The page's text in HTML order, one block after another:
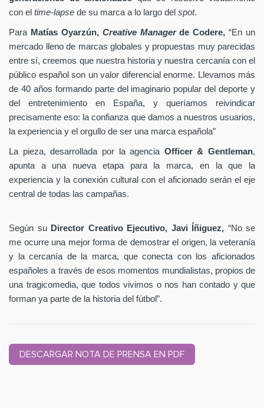
con el time-lapse de su marca a lo largo del spot.
Para Matías Oyarzún, Creative Managerde Codere,“En un
mercado lleno de marcas globales y propuestas muy parecidas
entre sí, creemos que nuestra historia y nuestra cercanía con el
público español son un valor diferencial enorme. Llevamos más
de 40 años formando parte del imaginario popular del deporte y
del entretenimiento en España, y queríamos reivindicar
precisamente eso: la confianza que damos a nuestros usuarios,
la experiencia y el orgullo de ser una marca española”
La pieza, desarrollada por la agencia Officer & Gentleman,
apunta a una nueva etapa para la marca, en la que la
experiencia y la conexión cultural con el aficionado serán el eje
central de todas las campañas.
Según su Director Creativo Ejecutivo, Javi Íñiguez, “No se
me ocurre una mejor forma de demostrar el origen, la veteranía
y la cercanía de la marca, que conecta con los aficionados
españoles a través de esos momentos mundialistas, propios de
una tragicomedia, que todos vivimos o nos han contado y que
forman ya parte de la historia del fútbol”.
DESCARGAR NOTA DE PRENSA EN PDF